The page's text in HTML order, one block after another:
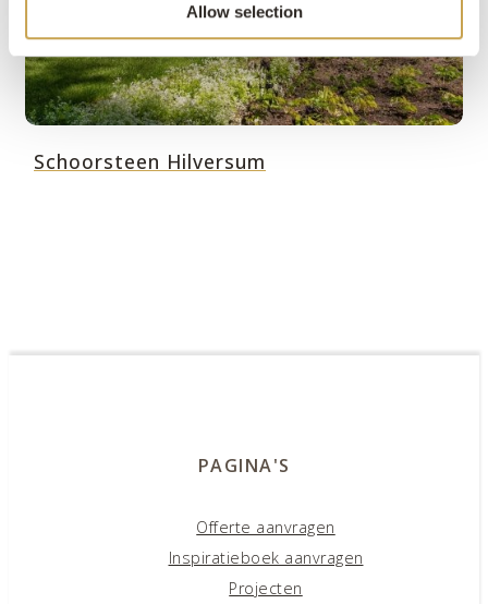
Allow selection
Schoorsteen Hilversum
PAGINA'S
Offerte aanvragen
Inspiratieboek aanvragen
Projecten